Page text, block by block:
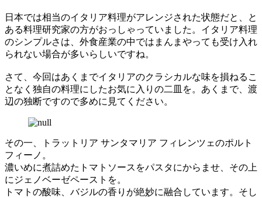
日本では相当のイタリア料理がアレンジされた状態だと、と
ある料理研究家の方がおっしゃっていました。イタリア料理
のシンプルさは、外食産業の中ではまんまやっても受け入れ
られない場合が多いらしいですね。
さて、今回はあくまでイタリアのクラシカルな味を損ねるこ
となく独自の料理にしたお気に入りの二皿を。あくまで、渡
辺の独断ですので多めに見てください。
その一、トラットリア サンタマリア フィレンツェのポルト
フィーノ。
濃いめに煮詰めたトマトソースをパスタにからませ、その上
にジェノベーゼペーストを。
トマトの酸味、バジルの香りが絶妙に融合しています。そし